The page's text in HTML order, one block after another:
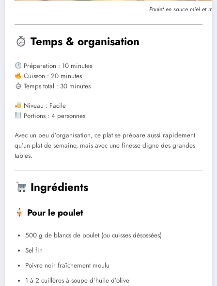
Poulet en sauce miel et
Temps & organisation
Préparation : 10 minutes
Cuisson : 20 minutes
Temps total : 30 minutes
Niveau : Facile
Portions : 4 personnes
Avec un peu d’organisation, ce plat se prépare aussi rapidement
qu’un plat de semaine, mais avec une finesse digne des grandes
tables.
Ingrédients
Pour le poulet
500 g de blancs de poulet (ou cuisses désossées)
Sel fin
Poivre noir fraîchement moulu
1 à 2 cuillères à soupe d’huile d’olive